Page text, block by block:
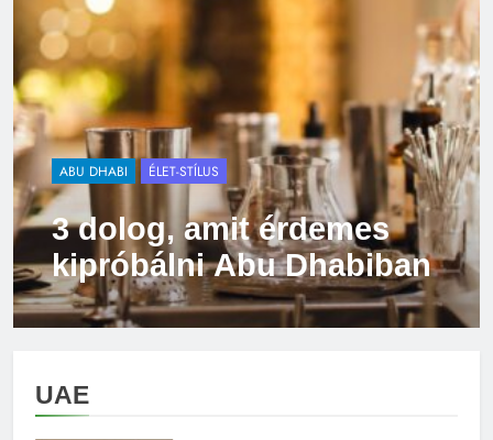
ABU DHABI ÉLET-STÍLUS
3 dolog, amit érdemes
kipróbálni Abu Dhabiban
UAE